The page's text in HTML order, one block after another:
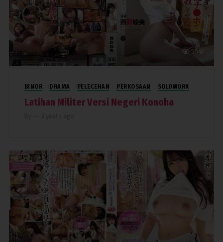
5,948
BINOR DRAMA PELECEHAN PERKOSAAN SOLOWORK
Latihan Militer Versi Negeri Konoha